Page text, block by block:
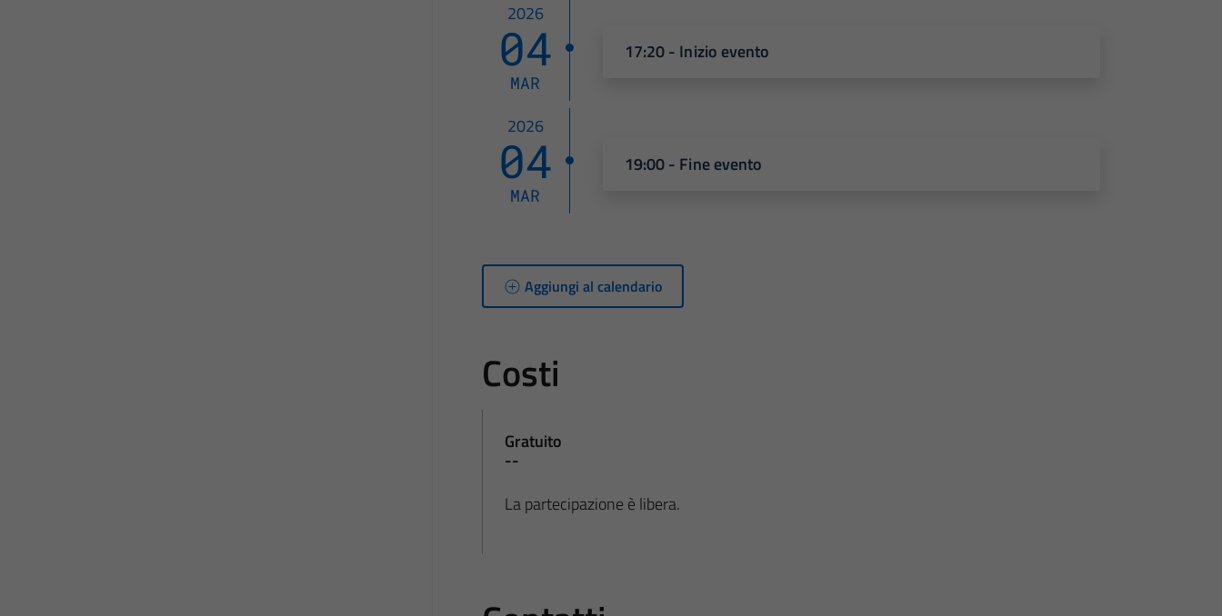
2026
04
MAR
17:20 - Inizio evento
2026
04
MAR
19:00 - Fine evento
Aggiungi al calendario
Costi
Gratuito
--
La partecipazione è libera.